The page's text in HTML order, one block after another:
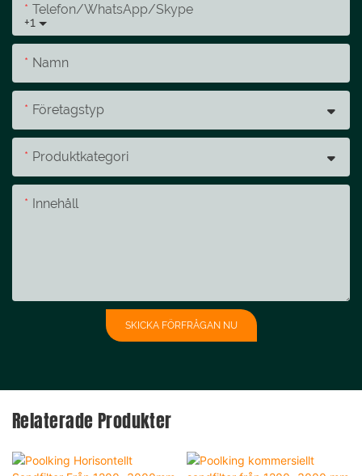
+1
Telefon/whatsApp/skype
Namn
Företagstyp
Produktkategori
Innehåll
SKICKA FÖRFRÅGAN NU
Relaterade Produkter